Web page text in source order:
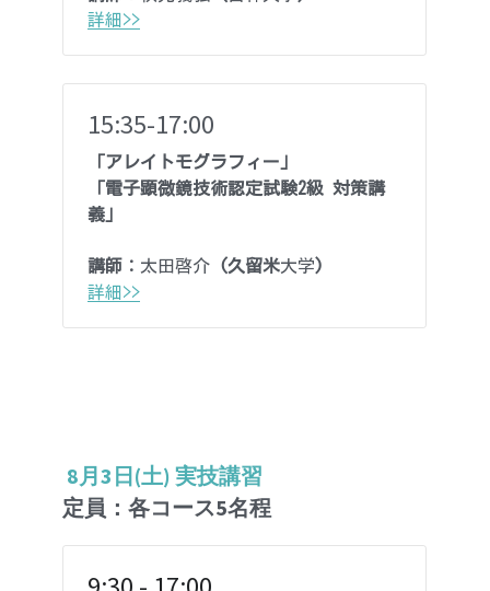
詳細>>
15:35-17:00
「アレイトモグラフィー
電子顕微鏡技術認定試験2級 対策講
義」
講師： 太田啓介 (久留米大学)
詳細>>
8月3日(土) 実技講習
定員：各コース5名程